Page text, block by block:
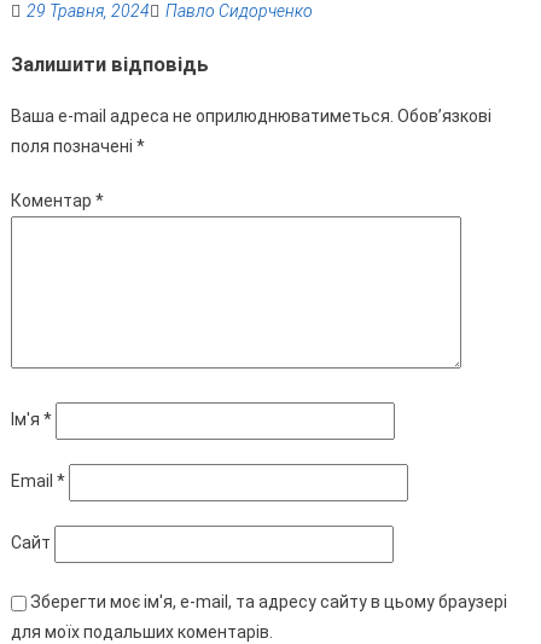
29 Травня, 2024 Павло Сидорченко
Залишити відповідь
Ваша e-mail адреса не оприлюднюватиметься. Обов’язкові
поля позначені *
Коментар *
Ім'я *
Email *
Сайт
Зберегти моє ім'я, e-mail, та адресу сайту в цьому браузері
для моїх подальших коментарів.